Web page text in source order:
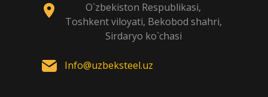
O`zbekiston Respublikasi,
Toshkent viloyati, Bekobod shahri,
Sirdaryo ko`chasi
Info@uzbeksteel.uz